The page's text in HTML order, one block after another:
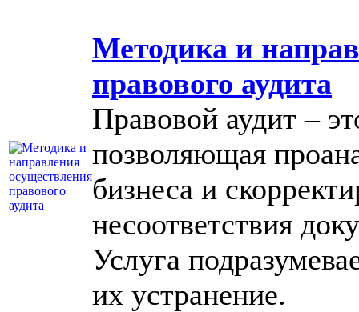
Методика и
правового аудита
Правовой аудит –
позволяющая
бизнеса и
несоответствия
Услуга
их устранение.